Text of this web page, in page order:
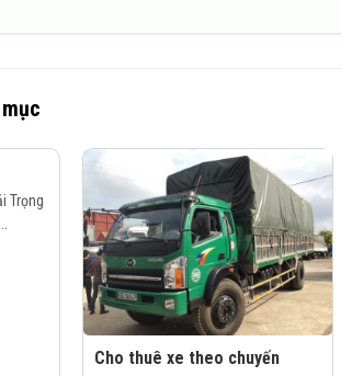
Trọng
Cho thuê xe theo chuyến